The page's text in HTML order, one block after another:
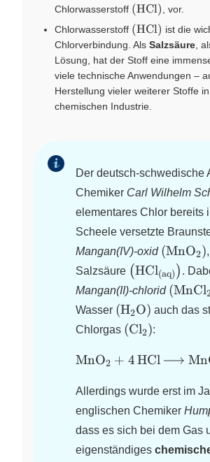
Chlorwasserstoff \left(
\ce{HCl}
\right)
(HCl)
, vor.
Chlorwasserstoff \left(
\ce{HCl}
\right)
(HCl) ist die
Chlorverbindung. Als Salzsäure ,
Lösung, hat der Stoff eine
viele technische Anwendungen –
Herstellung vieler weiterer Stoffe
chemischen Industrie.
Der deutsch-schwedische
Chemiker Carl Wilhelm
elementares Chlor bereits
Scheele versetzte
Mangan(IV)-oxid \left(
(MnOX
2)
Salzsäure \left(
(HCl(aq) ) .
Mangan(II)-chlorid \left(
(MnCl
Wasser \left(
(HX
2O) auch das
Chlorgas \left( \ce{Cl2}
(ClX
2):
\ce{MnO2
> MnCl2
+ 2 H2O
+ Cl2}
MnOX
2 + 4HCl
Allerdings wurde erst im
englischen Chemiker
dass es sich bei dem Gas
eigenständiges